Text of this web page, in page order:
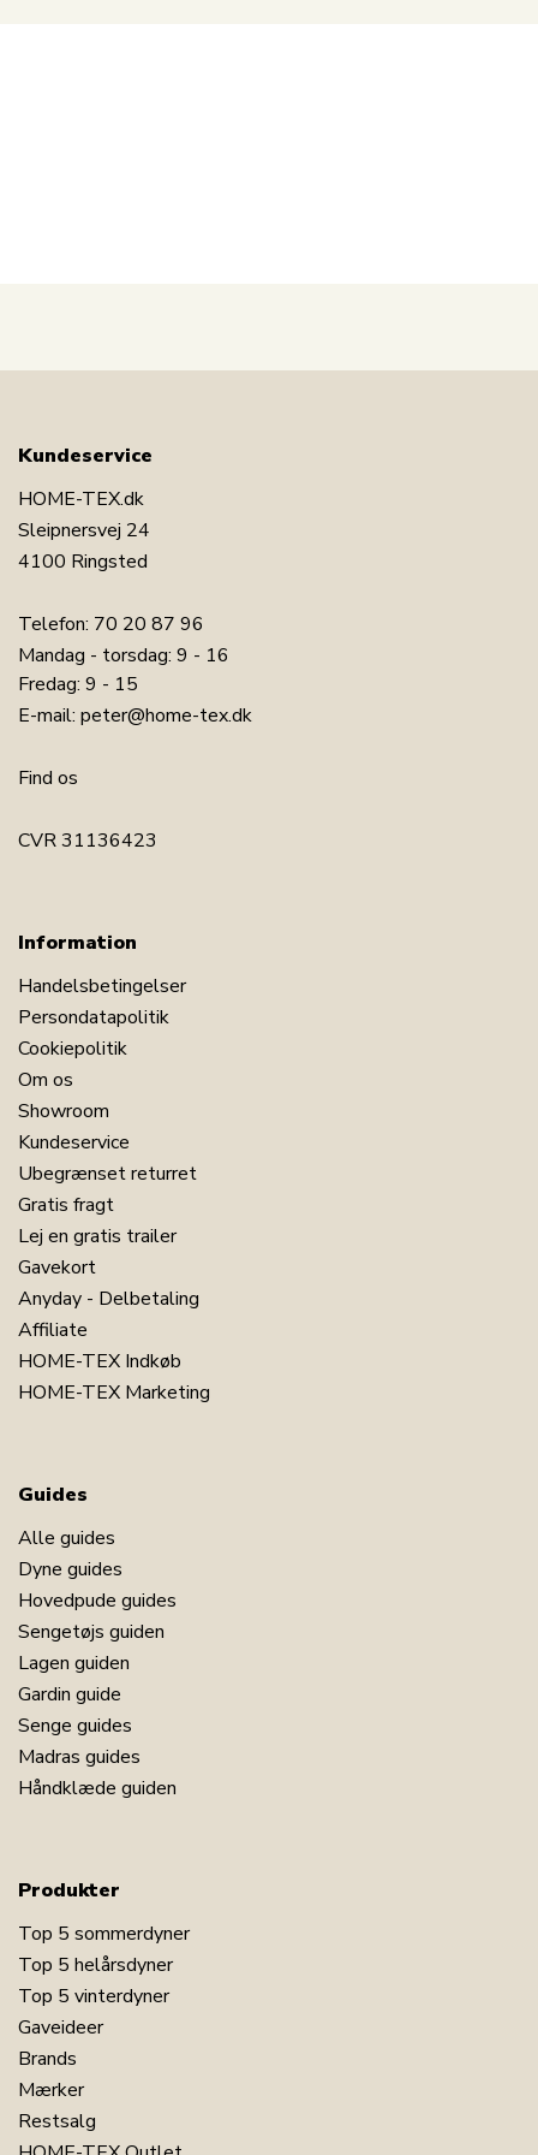
Se vores udvalg af tasker og rygsække
Kundeservice
HOME-TEX.dk
Sleipnersvej 24
4100 Ringsted
Telefon: 70 20 87 96
Mandag - torsdag: 9 - 16
Fredag: 9 - 15
E-mail: peter@home-tex.dk
Find os
CVR 31136423
Information
Handelsbetingelser
Persondatapolitik
Cookiepolitik
Om os
Showroom
Kundeservice
Ubegrænset returret
Gratis fragt
Lej en gratis trailer
Gavekort
Anyday - Delbetaling
Affiliate
HOME-TEX Indkøb
HOME-TEX Marketing
Guides
Alle guides
Dyne guides
Hovedpude guides
Sengetøjs guiden
Lagen guiden
Gardin guide
Senge guides
Madras guides
Håndklæde guiden
Produkter
Top 5 sommerdyner
Top 5 helårsdyner
Top 5 vinterdyner
Gaveideer
Brands
Mærker
Restsalg